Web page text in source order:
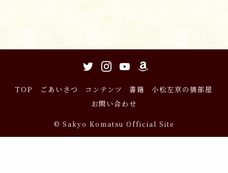
TOP ごあいさつ コンテンツ 書籍
小松左京の猫部屋
お問い合わせ
© Sakyo Komatsu Official Site